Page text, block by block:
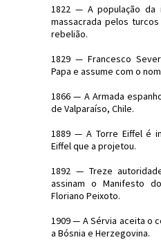
1822 — A população
massacrada pelos
rebelião.
1829 — Francesco
Papa e assume com o
1866 — A Armada
de Valparaíso, Chile.
1889 — A Torre Eiffel é
Eiffel que a projetou.
1892 — Treze
assinam o Manifesto
Floriano Peixoto.
1909 — A Sérvia aceita o
a Bósnia e Herzegovina.